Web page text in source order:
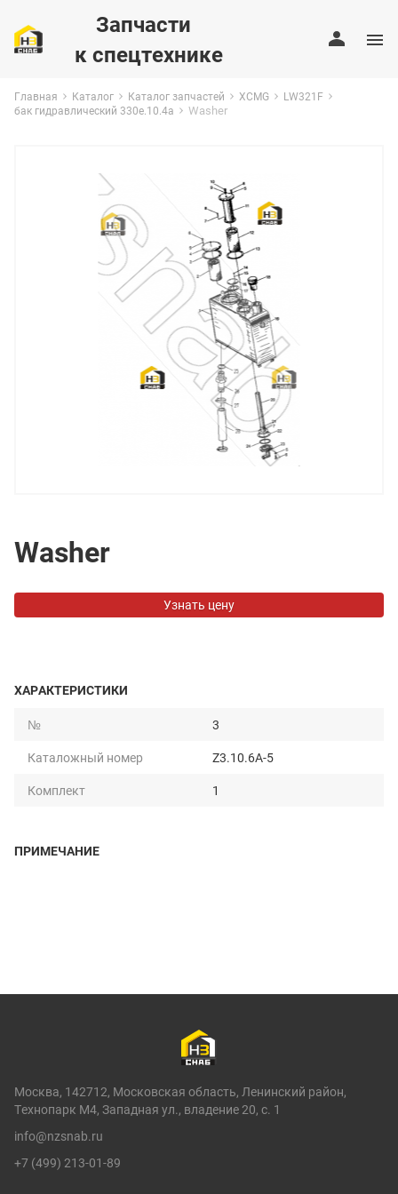
Запчасти
к спецтехнике
Главная Каталог Каталог запчастей XCMG
LW321F
бак гидравлический 330e.10.4a
Washer
Washer
Узнать цену
ХАРАКТЕРИСТИКИ
№
3
Каталожный номер
Z3.10.6A-5
Комплект
1
ПРИМЕЧАНИЕ
Москва, 142712, Московская область, Ленинский район,
Технопарк М4, Западная ул., владение 20, с. 1
info@nzsnab.ru
+7 (499) 213-01-89